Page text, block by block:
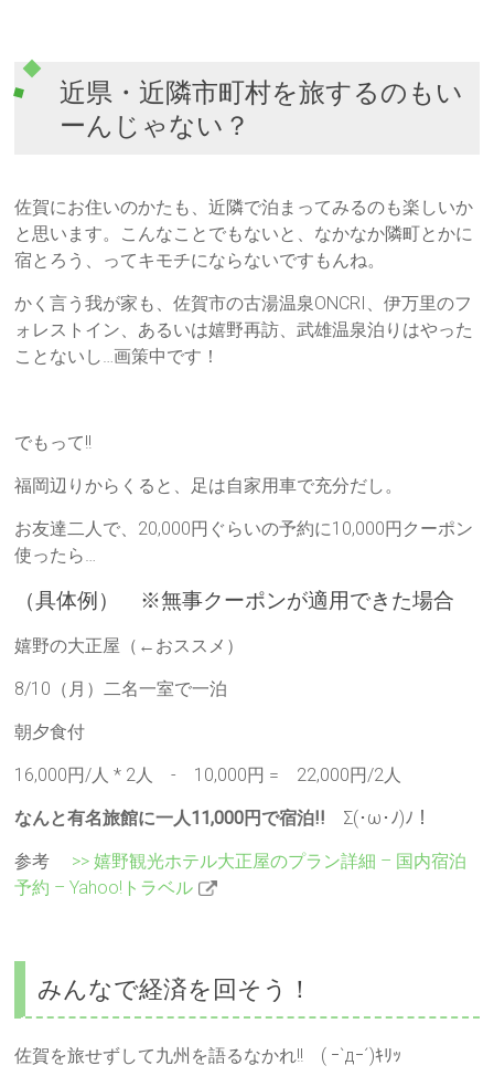
近県・近隣市町村を旅するのもい
ーんじゃない？
佐賀にお住いのかたも、近隣で泊まってみるのも楽しいか
と思います。こんなことでもないと、なかなか隣町とかに
宿とろう、ってキモチにならないですもんね。
かく言う我が家も、佐賀市の古湯温泉ONCRI、伊万里のフ
ォレストイン、あるいは嬉野再訪、武雄温泉泊りはやった
ことないし…画策中です！
でもって!!
福岡辺りからくると、足は自家用車で充分だし。
お友達二人で、20,000円ぐらいの予約に10,000円クーポン
使ったら…
（具体例） ※無事クーポンが適用できた場合
嬉野の大正屋（←おススメ）
8/10（月）二名一室で一泊
朝夕食付
16,000円/人 * 2人 - 10,000円 = 22,000円/2人
なんと有名旅館に一人11,000円で宿泊!! Σ(･ω･ﾉ)ﾉ！
参考
>> 嬉野観光ホテル大正屋のプラン詳細 – 国内宿泊
予約 – Yahoo!トラベル
みんなで経済を回そう！
佐賀を旅せずして九州を語るなかれ!! ( ｰ`дｰ´)ｷﾘｯ